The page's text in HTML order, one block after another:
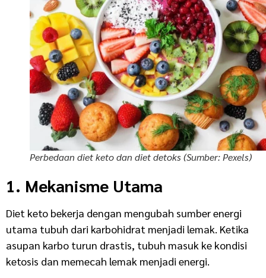
Perbedaan diet keto dan diet detoks (Sumber: Pexels)
1. Mekanisme Utama
Diet keto bekerja dengan mengubah sumber energi
utama tubuh dari karbohidrat menjadi lemak. Ketika
asupan karbo turun drastis, tubuh masuk ke kondisi
ketosis dan memecah lemak menjadi energi.